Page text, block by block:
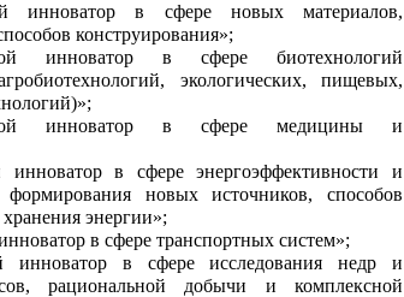
инноватор в сфере новых материалов,
конструирования»;
инноватор в сфере биотехнологий
экологических, пищевых,
инноватор в сфере медицины и
в сфере энергоэффективности и
формирования новых источников, способов
энергии»;
в сфере транспортных систем»;
инноватор в сфере исследования недр и
рациональной добычи и комплексной